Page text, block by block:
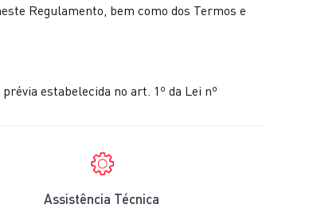
Regulamento, bem como dos Termos e
estabelecida no art. 1º da Lei nº
Assistência Técnica